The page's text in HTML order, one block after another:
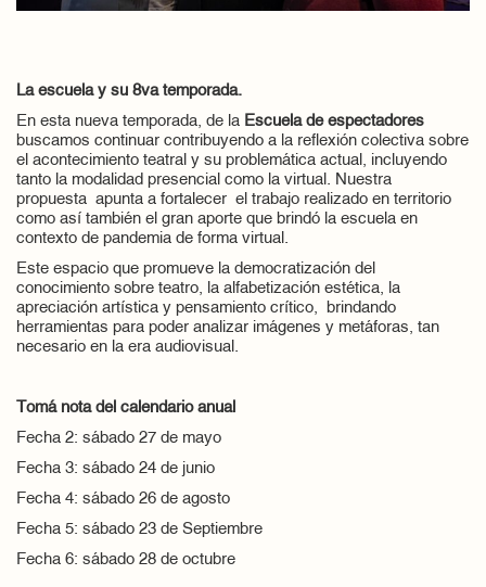
La escuela y su 8va temporada.
En esta nueva temporada, de la Escuela de espectadores
buscamos continuar contribuyendo a la reflexión colectiva sobre
el acontecimiento teatral y su problemática actual, incluyendo
tanto la modalidad presencial como la virtual. Nuestra
propuesta apunta a fortalecer el trabajo realizado en territorio
como así también el gran aporte que brindó la escuela en
contexto de pandemia de forma virtual.
Este espacio que promueve la democratización del
conocimiento sobre teatro, la alfabetización estética, la
apreciación artística y pensamiento crítico, brindando
herramientas para poder analizar imágenes y metáforas, tan
necesario en la era audiovisual.
Tomá nota del calendario anual
Fecha 2: sábado 27 de mayo
Fecha 3: sábado 24 de junio
Fecha 4: sábado 26 de agosto
Fecha 5: sábado 23 de Septiembre
Fecha 6: sábado 28 de octubre